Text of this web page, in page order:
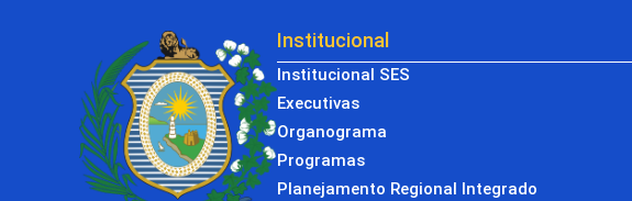
Institucional
Institucional SES
Executivas
Organograma
Programas
Planejamento Regional Integrado